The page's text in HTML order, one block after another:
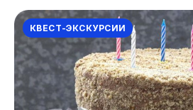
КВЕСТ-ЭКСКУРСИИ